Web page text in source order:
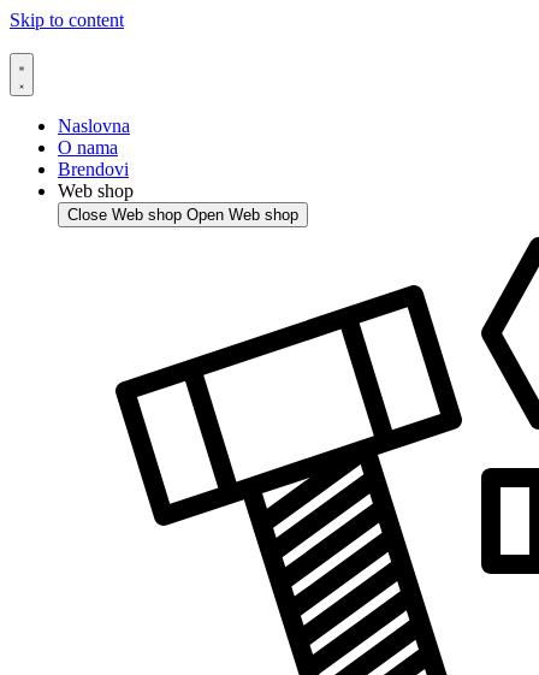
Skip to content
Naslovna
O nama
Brendovi
Web shop
Close Web shop Open Web shop